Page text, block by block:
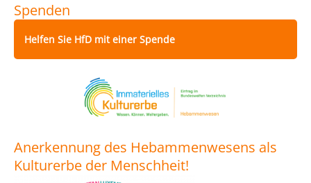
Spenden
Helfen Sie HfD mit einer Spende
Anerkennung des Hebammenwesens als
Kulturerbe der Menschheit!